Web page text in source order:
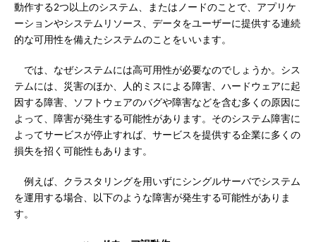
動作する2つ以上のシステム、またはノードのことで、アプリケ
ーションやシステムリソース、データをユーザーに提供する連続
的な可用性を備えたシステムのことをいいます。
では、なぜシステムには高可用性が必要なのでしょうか。シス
テムには、災害のほか、人的ミスによる障害、ハードウェアに起
因する障害、ソフトウェアのバグや障害などを含む多くの原因に
よって、障害が発生する可能性があります。そのシステム障害に
よってサービスが停止すれば、サービスを提供する企業に多くの
損失を招く可能性もあります。
例えば、クラスタリングを用いずにシングルサーバでシステム
を運用する場合、以下のような障害が発生する可能性がありま
す。